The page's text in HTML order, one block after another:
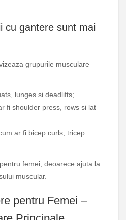
cu gantere sunt mai
grupurile musculare
lunges si deadlifts;
fi shoulder press, rows si lat
cum ar fi bicep curls, tricep
femei, deoarece ajuta la
muscular.
pentru Femei –